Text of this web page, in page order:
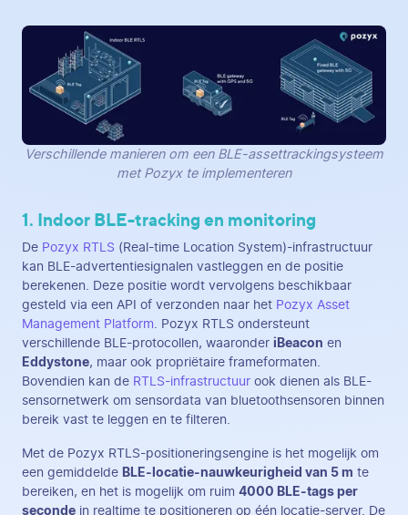
Verschillende manieren om een BLE-assettrackingsysteem
met Pozyx te implementeren
1. Indoor BLE-tracking en monitoring
De Pozyx RTLS (Real-time Location System)-infrastructuur
kan BLE-advertentiesignalen vastleggen en de positie
berekenen. Deze positie wordt vervolgens beschikbaar
gesteld via een API of verzonden naar het Pozyx Asset
Management Platform. Pozyx RTLS ondersteunt
verschillende BLE-protocollen, waaronder iBeacon en
Eddystone, maar ook propriëtaire frameformaten.
Bovendien kan de RTLS-infrastructuur ook dienen als BLE-
sensornetwerk om sensordata van bluetoothsensoren binnen
bereik vast te leggen en te filteren.
Met de Pozyx RTLS-positioneringsengine is het mogelijk om
een gemiddelde BLE-locatie-nauwkeurigheid van 5 m te
bereiken, en het is mogelijk om ruim 4000 BLE-tags per
seconde in realtime te positioneren op één locatie-server. De